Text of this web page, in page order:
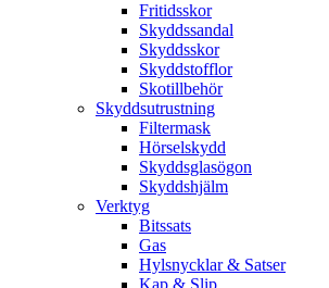
Fritidsskor
Skyddssandal
Skyddsskor
Skyddstofflor
Skotillbehör
Skyddsutrustning
Filtermask
Hörselskydd
Skyddsglasögon
Skyddshjälm
Verktyg
Bitssats
Gas
Hylsnycklar & Satser
Kap & Slip